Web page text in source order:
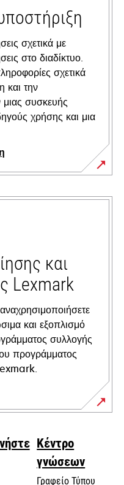
σχετικά με
στο διαδίκτυο.
σχετικά
και την
συσκευής
χρήσης και μια
και
Lexmark
και εξοπλισμό
συλλογής
προγράμματος
Κέντρο
γνώσεων
Γραφείο Τύπου